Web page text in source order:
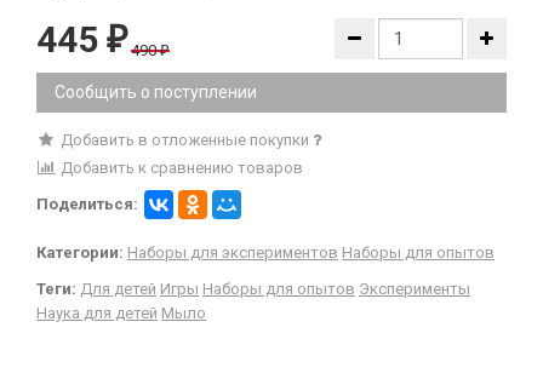
445 ₽ 490₽
Сообщить о поступлении
Добавить в отложенные покупки
Добавить к сравнению товаров
Поделиться:
Категории: Наборы для экспериментов Наборы для опытов
Теги: Для детей Игры Наборы для опытов Эксперименты
Наука для детей Мыло